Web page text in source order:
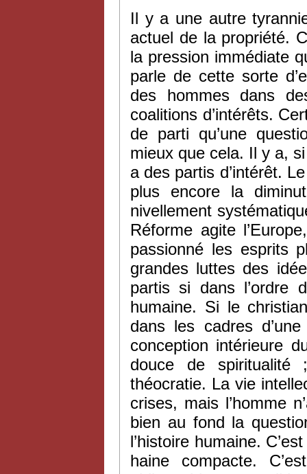
Il y a une autre
actuel de la propriété.
la pression immédiate
parle de cette sorte
des hommes dans
coalitions d’intérêts.
de parti qu’une
mieux que cela. Il y a,
a des partis d’intérêt.
plus encore la
nivellement
Réforme agite
passionné les esprits
grandes luttes des
partis si dans l’ordre
humaine. Si le
dans les cadres
conception intérieure
douce de
théocratie. La vie
crises, mais l’homme
bien au fond la
l’histoire humaine.
haine compacte.